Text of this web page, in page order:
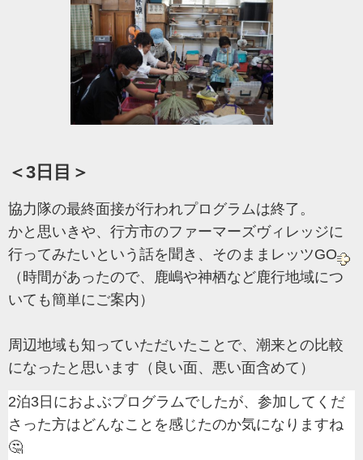
＜3日目＞
協力隊の最終面接が行われプログラムは終了。
かと思いきや、行方市のファーマーズヴィレッジに
行ってみたいという話を聞き、そのままレッツGO
（時間があったので、鹿嶋や神栖など鹿行地域につ
いても簡単にご案内）
周辺地域も知っていただいたことで、潮来との比較
になったと思います（良い面、悪い面含めて）
2泊3日におよぶプログラムでしたが、参加してくだ
さった方はどんなことを感じたのか気になりますね
🤔